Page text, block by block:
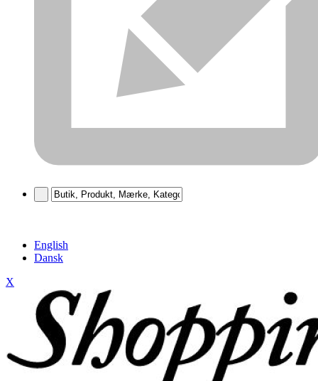
English
Dansk
X